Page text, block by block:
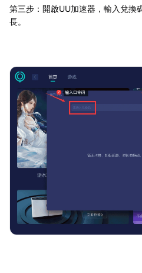
第三步：開啟UU加速器，輸入兌換
長。